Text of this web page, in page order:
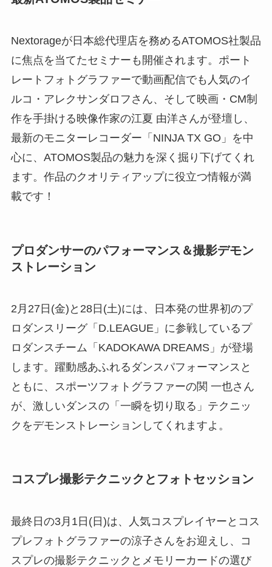
Nextorageが日本総代理店を務めるATOMOS社製品
に焦点を当てたセミナーも開催されます。ポート
レートフォトグラファーで動画配信でも人気のイ
ルコ・アレクサンダロフさん、そして映画・CM制
作を手掛ける映像作家の江夏 由洋さんが登壇し、
最新のモニターレコーダー「NINJA TX GO」を中
心に、ATOMOS製品の魅力を深く掘り下げてくれ
ます。作品のクオリティアップに役立つ情報が満
載です！
プロダンサーのパフォーマンス＆撮影デモン
ストレーション
2月27日(金)と28日(土)には、日本発の世界初のプ
ロダンスリーグ「D.LEAGUE」に参戦しているプ
ロダンスチーム「KADOKAWA DREAMS」が登場
します。躍動感あふれるダンスパフォーマンスと
ともに、スポーツフォトグラファーの関 一也さん
が、激しいダンスの「一瞬を切り取る」テクニッ
クをデモンストレーションしてくれますよ。
コスプレ撮影テクニックとフォトセッション
最終日の3月1日(日)は、人気コスプレイヤーとコス
プレフォトグラファーの涼子さんをお迎えし、コ
スプレの撮影テクニックとメモリーカードの選び